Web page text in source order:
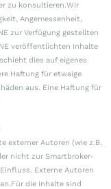
zu konsultieren.Wir
Angemessenheit,
zur Verfügung gestellten
veröffentlichten Inhalte
dies auf eigenes
Haftung für etwaige
aus. Eine Haftung für
externer Autoren (wie z.B.
nicht zur Smartbroker-
Externe Autoren
die Inhalte sind